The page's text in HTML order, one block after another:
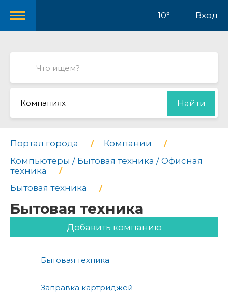
10° Вход
Компаниях Найти
Портал города
Компании
Компьютеры / Бытовая техника / Офисная
техника
Бытовая техника
Бытовая техника
Добавить компанию
Бытовая техника
Заправка картриджей